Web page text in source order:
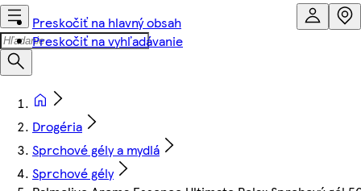
Preskočiť na hlavný obsah
Preskočiť na vyhľadávanie
Drogéria
Sprchové gély a mydlá
Sprchové gély